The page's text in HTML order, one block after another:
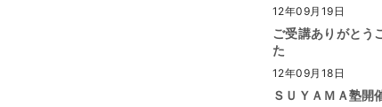
12年09月19日
ご受講ありがとう
た
12年09月18日
ＳＵＹＡＭＡ塾開